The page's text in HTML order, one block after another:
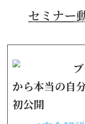
セミナー
から本当の自
初公開